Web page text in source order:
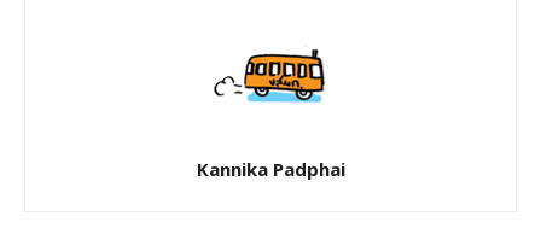
Kannika Padphai